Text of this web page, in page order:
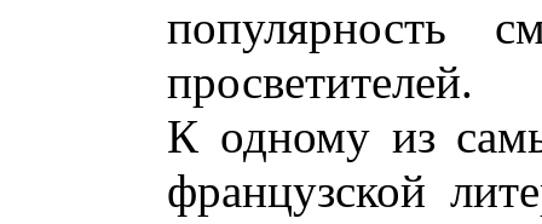
популярность
просветителей.
К одному из
французской